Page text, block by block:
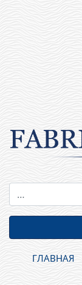
ГЛАВНАЯ